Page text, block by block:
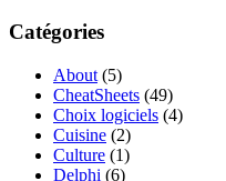
Catégories
About (5)
CheatSheets (49)
Choix logiciels (4)
Cuisine (2)
Culture (1)
Delphi (6)